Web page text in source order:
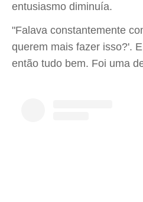
entusiasmo diminuía.
"Falava constantemente
querem mais fazer isso?'.
então tudo bem. Foi uma